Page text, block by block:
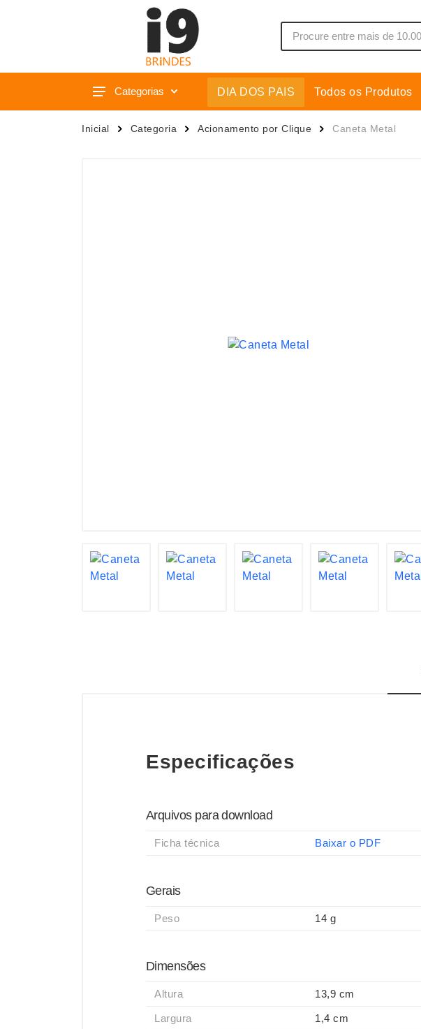
Categorias
Acessórios p/ Celular
Caixas de Som
DIA DOS PAIS Todos os Produtos
Inicial Categoria Acionamento por Clique Caneta Metal
Especificações
Arquivos para download
Ficha técnica Baixar o PDF
Gerais
Peso 14 g
Dimensões
Altura 13,9 cm
Largura 1,4 cm